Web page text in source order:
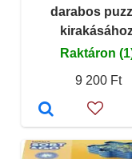
darabos
Raktáron
9 200 Ft